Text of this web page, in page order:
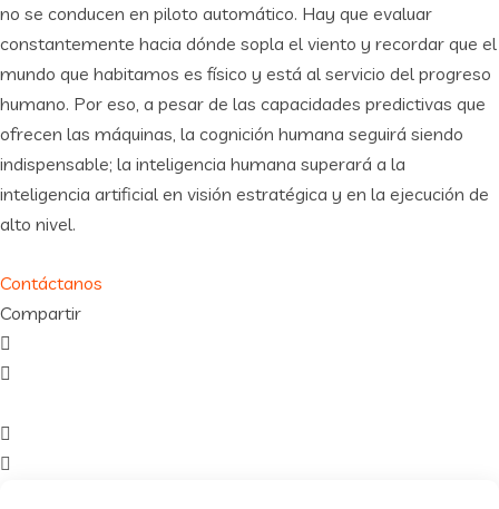
no se conducen en piloto automático. Hay que evaluar
constantemente hacia dónde sopla el viento y recordar que el
mundo que habitamos es físico y está al servicio del progreso
humano. Por eso, a pesar de las capacidades predictivas que
ofrecen las máquinas, la cognición humana seguirá siendo
indispensable; la inteligencia humana superará a la
inteligencia artificial en visión estratégica y en la ejecución de
alto nivel.
Contáctanos
Compartir